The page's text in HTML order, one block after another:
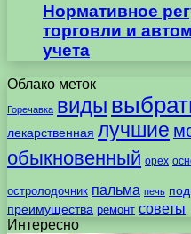
Нормативное
торговли и
учета
Облако меток
Горечавка виды
лекарственная лучшие
обыкновенный орех
остролодочник пальма печь
преимущества ремонт советы
Интересно